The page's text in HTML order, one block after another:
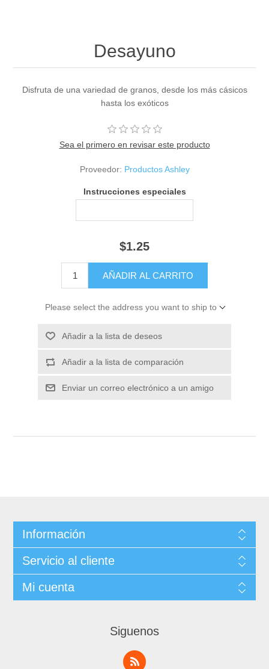
Desayuno
Disfruta de una variedad de granos, desde los más cásicos
hasta los exóticos
Sea el primero en revisar este producto
Proveedor: Productos Ashley
Instrucciones especiales
$1.25
Please select the address you want to ship to
Información
Servicio al cliente
Mi cuenta
Siguenos